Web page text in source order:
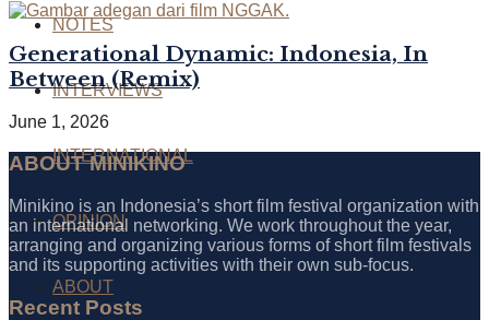
NOTES
INTERVIEWS
INTERNATIONAL
OPINION
ABOUT
Generational Dynamic: Indonesia, In
Between (Remix)
June 1, 2026
ABOUT MINIKINO
Minikino is an Indonesia’s short film festival organization with
an international networking. We work throughout the year,
arranging and organizing various forms of short film festivals
and its supporting activities with their own sub-focus.
Recent Posts